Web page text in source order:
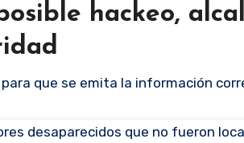
hackeo,
que se emita la información